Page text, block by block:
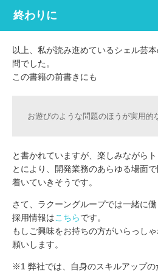
終わりに
以上、私が読み進めているシェル芸
問でした。
この書籍の前書きにも
お遊びのような問題のほうが実用的
と書かれていますが、楽しみながら
とにより、開発業務のあらゆる場面
着いていきそうです。
さて、ラクーングループでは一緒に働
採用情報はこちらです。
もしご興味をお持ちの方がいらっし
願いします。
※1 弊社では、自身のスキルアップの